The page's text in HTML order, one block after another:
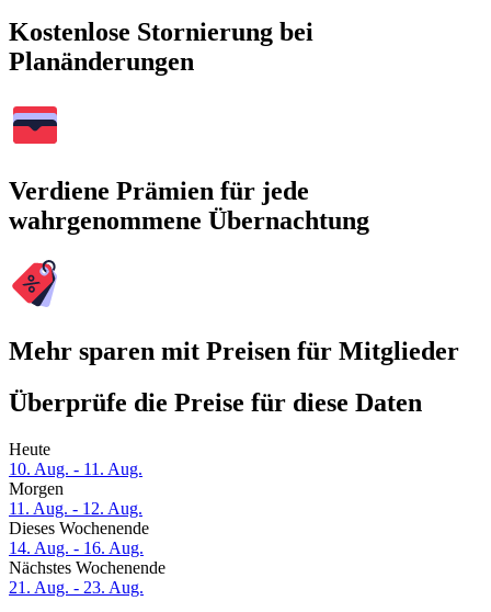
Kostenlose Stornierung bei
Planänderungen
Verdiene Prämien für jede
wahrgenommene Übernachtung
Mehr sparen mit Preisen für Mitglieder
Überprüfe die Preise für diese Daten
Heute
10. Aug. - 11. Aug.
Morgen
11. Aug. - 12. Aug.
Dieses Wochenende
14. Aug. - 16. Aug.
Nächstes Wochenende
21. Aug. - 23. Aug.